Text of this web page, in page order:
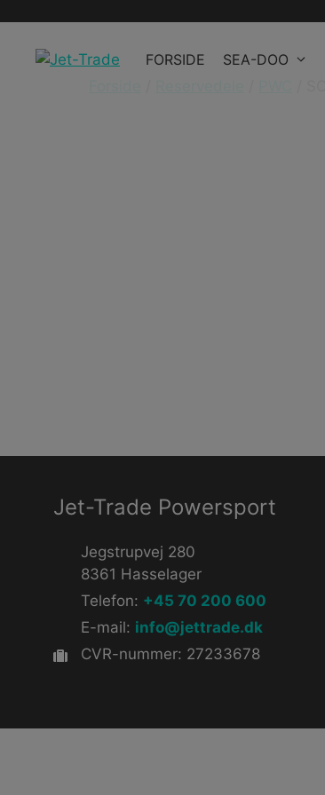
FORSIDE SEA-DOO
Jet-Trade Powersport
Jegstrupvej 280
8361 Hasselager
Telefon: +45 70 200 600
E-mail: info@jettrade.dk
CVR-nummer: 27233678